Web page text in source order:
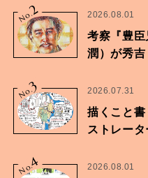
No.2 2026.08.01
考察『豊
潤）が秀
No.
3 2026.07.31
描くこと
ストレー
No.
4 2026.08.01